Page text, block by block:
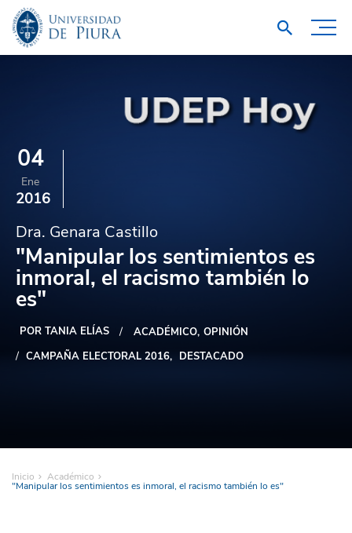
04
Ene
2016
Dra. Genara Castillo
"Manipular los sentimientos es
inmoral, el racismo también lo
es"
POR TANIA ELÍAS ACADÉMICO OPINIÓN
CAMPAÑA ELECTORAL 2016
DESTACADO
Inicio Académico
"Manipular los sentimientos es inmoral, el racismo también lo es"